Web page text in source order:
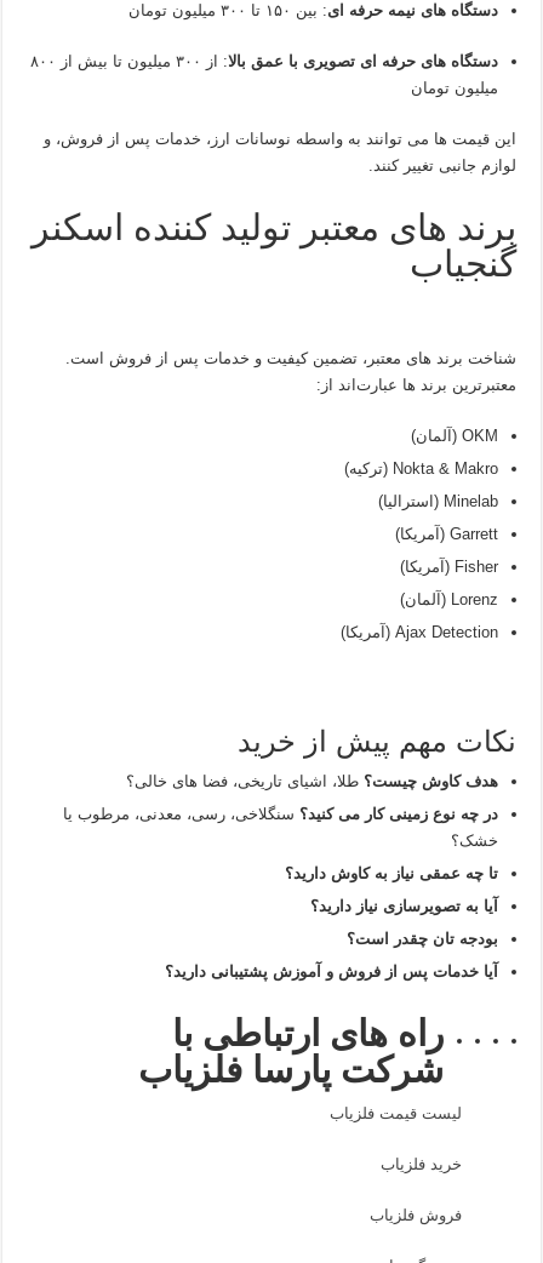
دستگاه‌ های نیمه‌ حرفه‌ ای: بین ۱۵۰ تا ۳۰۰ میلیون تومان
دستگاه‌ های حرفه‌ ای تصویری با عمق بالا
: از ۳۰۰ میلیون تا بیش از ۸۰۰
میلیون تومان
این قیمت‌ ها می‌ توانند به‌ واسطه نوسانات ارز، خدمات پس از فروش، و
لوازم جانبی تغییر کنند.
برند های معتبر تولید کننده اسکنر
گنجیاب
شناخت برند های معتبر، تضمین کیفیت و خدمات پس از فروش است.
معتبرترین برند ها عبارت‌اند از:
OKM (آلمان)
Nokta & Makro (ترکیه)
Minelab (استرالیا)
Garrett (آمریکا)
Fisher (آمریکا)
Lorenz (آلمان)
Ajax Detection (آمریکا)
نکات مهم پیش از خرید
هدف کاوش چیست؟ طلا، اشیای تاریخی، فضا های خالی؟
در چه نوع زمینی کار می‌ کنید؟ سنگلاخی، رسی، معدنی، مرطوب یا
خشک؟
تا چه عمقی نیاز به کاوش دارید؟
آیا به تصویرسازی نیاز دارید؟
بودجه‌ تان چقدر است؟
آیا خدمات پس از فروش و آموزش پشتیبانی دارید؟
راه های ارتباطی با
شرکت پارسا فلزیاب
لیست قیمت فلزیاب
خرید فلزیاب
فروش فلزیاب